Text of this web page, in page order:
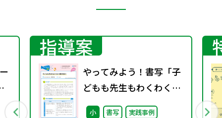
指導案
やってみよう！書写「子
どもも先生もわくわく書
き初め！」
小 書写 実践事例